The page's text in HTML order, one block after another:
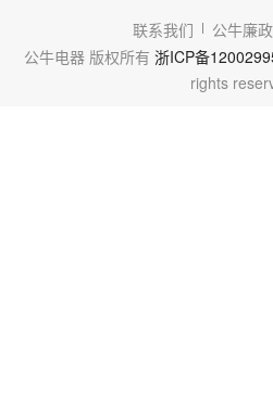
联系我们 公牛廉政
公牛电器 版权所有 浙ICP备
rights